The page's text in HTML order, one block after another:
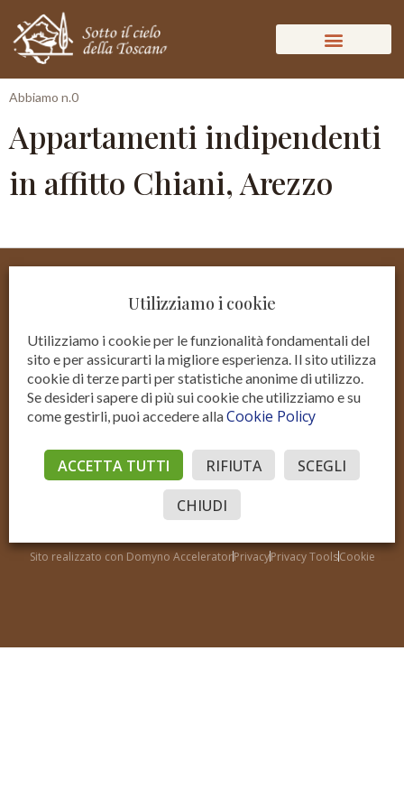
Abbiamo n.0
Appartamenti indipendenti
in affitto Chiani, Arezzo
Residenziale VenditaResidenziale AffittoCommerciale Vendita
Commerciale Affitto
Sito realizzato con Domyno AcceleratorPrivacyPrivacy ToolsCookie
Utilizziamo i cookie
Utilizziamo i cookie per le funzionalità fondamentali del
sito e per assicurarti la migliore esperienza. Il sito utilizza
cookie di terze parti per statistiche anonime di utilizzo.
Se desideri sapere di più sui cookie che utilizziamo e su
come gestirli, puoi accedere allaCookie Policy
ACCETTA TUTTI RIFIUTA
SCEGLI
CHIUDI